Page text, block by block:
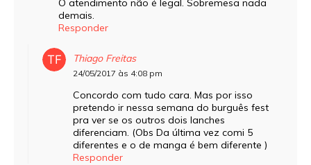
O atendimento não é legal. Sobremesa nada
demais.
Responder
Thiago Freitas
24/05/2017 às 4:08 pm
Concordo com tudo cara. Mas por isso
pretendo ir nessa semana do burguês fest
pra ver se os outros dois lanches
diferenciam. (Obs Da última vez comi 5
diferentes e o de manga é bem diferente )
Responder